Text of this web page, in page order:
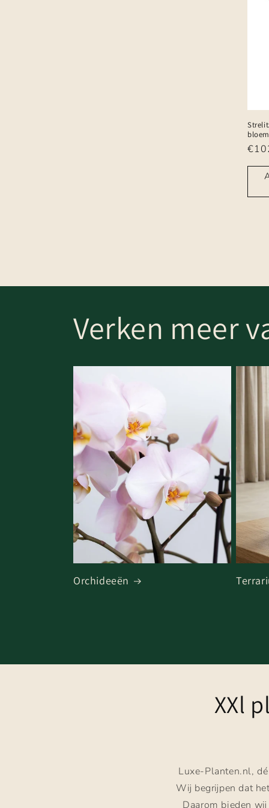
Verken meer
Orchideeën
XXl
Luxe-Planten.nl,
Wij begrijpen dat
Daarom bieden